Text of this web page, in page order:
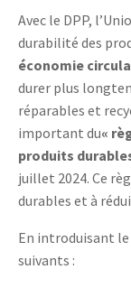
Avec le DPP,
durabilité des
économie
durer plus
réparables et
important du«
produits
juillet 2024. Ce
durables et à
En introduisant le
suivants :